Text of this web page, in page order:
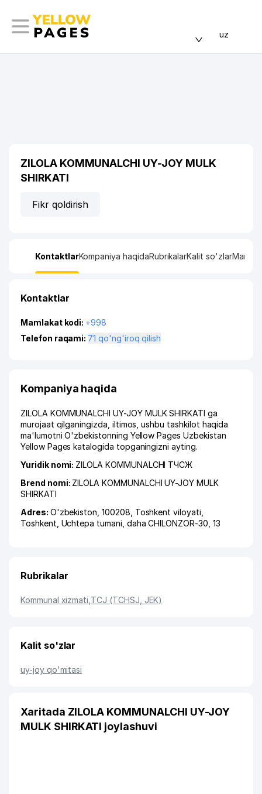
uz
ZILOLA KOMMUNALCHI UY-JOY MULK
SHIRKATI
Fikr qoldirish
KontaktlarKompaniya haqidaRubrikalarKalit so'zlarManzil
Kontaktlar
Mamlakat kodi: +998
Telefon raqami:
71 qo'ng'iroq qilish
Kompaniya haqida
ZILOLA KOMMUNALCHI UY-JOY MULK SHIRKATI ga
murojaat qilganingizda, iltimos, ushbu tashkilot haqida
ma'lumotni O'zbekistonning Yellow Pages Uzbekistan
Yellow Pages katalogida topganingizni ayting.
Yuridik nomi: ZILOLA KOMMUNALCHI ТЧСЖ
Brend nomi: ZILOLA KOMMUNALCHI UY-JOY MULK
SHIRKATI
Adres: O'zbekiston, 100208, Toshkent viloyati
Toshkent Uchtepa tumani daha CHILONZOR-30 , 13
Rubrikalar
Kommunal xizmati TCJ (TCHSJ, JEK)
Kalit so'zlar
uy-joy qo'mitasi
Xaritada ZILOLA KOMMUNALCHI UY-JOY
MULK SHIRKATI joylashuvi